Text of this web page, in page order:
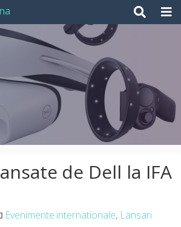
de Dell la IFA
Evenimente internationale, Lansari